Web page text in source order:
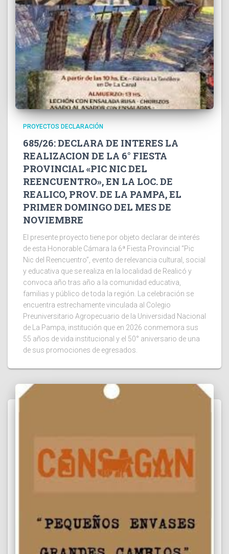
PROYECTOS DECLARACIÓN
685/26: DECLARA DE INTERES LA
REALIZACION DE LA 6° FIESTA
PROVINCIAL «PIC NIC DEL
REENCUENTRO», EN LA LOC. DE
REALICO, PROV. DE LA PAMPA, EL
PRIMER DOMINGO DEL MES DE
NOVIEMBRE
El presente proyecto tiene por objeto declarar de interés
de esta Honorable Cámara la 6ª Fiesta Provincial “Pic
Nic del Reencuentro”, evento de relevancia cultural, social
y educativa que se realiza en la localidad de Realicó y
convoca año tras año a la comunidad educativa,
familias y público de toda la región. La celebración se
encuentra estrechamente vinculada al Colegio
Preuniversitario Agropecuario de la Universidad Nacional
de La Pampa, institución que en 2026 conmemora sus
55 años de vida institucional y el 50° aniversario de una
de sus promociones de egresados.